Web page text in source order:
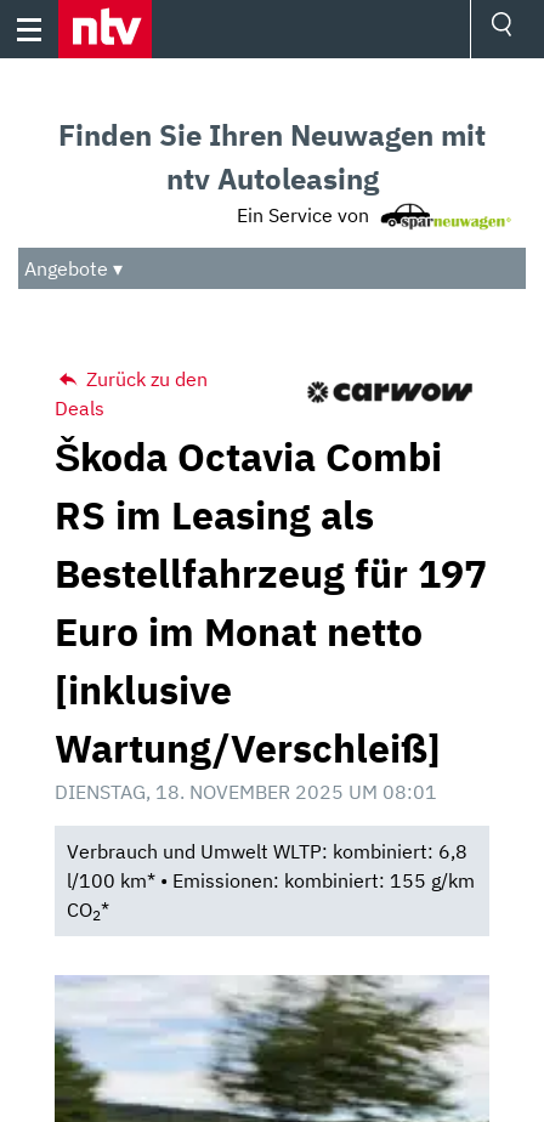
Skip
Audio
Das Beste
Finden Sie Ihren Neuwagen mit
ntv Autoleasing
Ein Service von
Angebote ▾
Zurück zu den
Deals
Škoda Octavia Combi
RS im Leasing als
Bestellfahrzeug für 197
Euro im Monat netto
[inklusive
Wartung/Verschleiß]
DIENSTAG, 18. NOVEMBER 2025 UM 08:01
Verbrauch und Umwelt WLTP: kombiniert: 6,8
l/100 km* • Emissionen: kombiniert: 155 g/km
CO2*